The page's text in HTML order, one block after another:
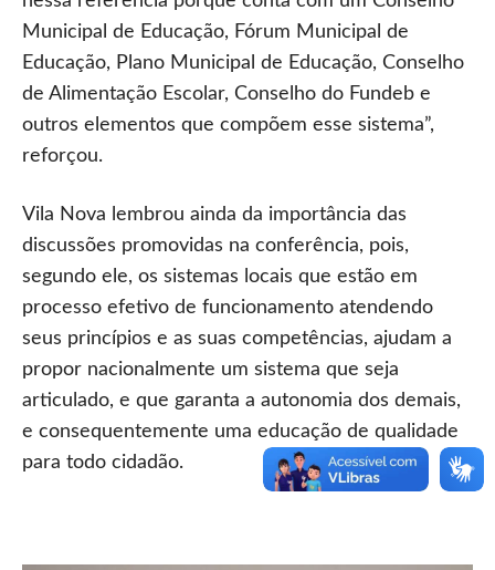
Municipal de Educação, Fórum Municipal de
Educação, Plano Municipal de Educação, Conselho
de Alimentação Escolar, Conselho do Fundeb e
outros elementos que compõem esse sistema”,
reforçou.
Vila Nova lembrou ainda da importância das
discussões promovidas na conferência, pois,
segundo ele, os sistemas locais que estão em
processo efetivo de funcionamento atendendo
seus princípios e as suas competências, ajudam a
propor nacionalmente um sistema que seja
articulado, e que garanta a autonomia dos demais,
e consequentemente uma educação de qualidade
para todo cidadão.